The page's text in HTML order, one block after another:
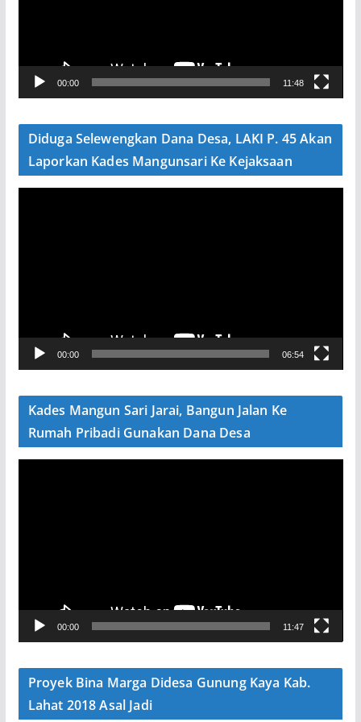
V
e
00:00 11:48
Diduga Selewengkan Dana Desa, LAKI P. 45 Akan
Laporkan Kades Mangunsari Ke Kejaksaan
V
e
00:00 06:54
Kades Mangun Sari Jarai, Bangun Jalan Ke
Rumah Pribadi Gunakan Dana Desa
V
e
00:00 11:47
Proyek Bina Marga Didesa Gunung Kaya Kab.
Lahat 2018 Asal Jadi